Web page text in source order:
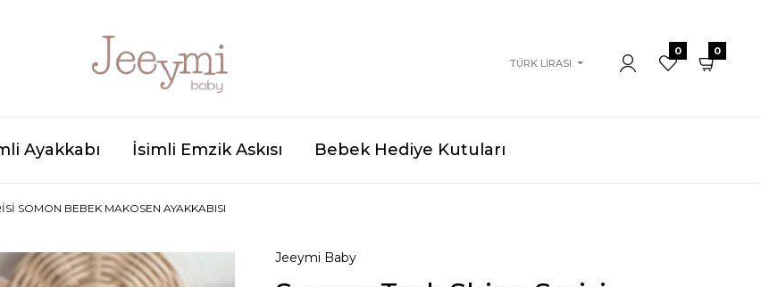
TÜRK LIRASI
0 0
Ayakkabı İsimli Emzik Askısı Bebek Hediye Kutuları
SOMON BEBEK MAKOSEN AYAKKABISI
Jeeymi Baby